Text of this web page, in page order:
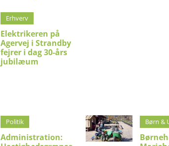
Erhverv
Elektrikeren på
Agervej i Strandby
fejrer i dag 30-års
jubilæum
Politik
Administration:
Børn &